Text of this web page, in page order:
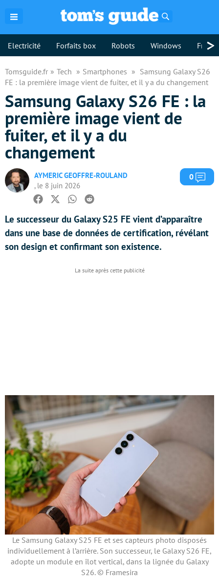
Electricité Forfaits box Robots Windows >
Tomsguide.fr Tech Smartphones
Samsung Galaxy S26
FE : la première image vient de fuiter, et il y a du changement
Samsung Galaxy S26 FE : la
première image vient de
fuiter, et il y a du
changement
AYMERIC GEOFFRE-ROULAND
, le 8 juin 2026
0
Facebook
TwitterWhatsapp
Reddit
Le successeur du Galaxy S25 FE vient d’apparaître
dans une base de données de certification, révélant
son design et confirmant son existence.
Le Samsung Galaxy S25 FE et ses capteurs photo disposés
individuellement à l’arrière. Son successeur, le Galaxy S26 FE,
adopte un module en îlot vertical, dans la lignée du Galaxy
S26. © Framesira